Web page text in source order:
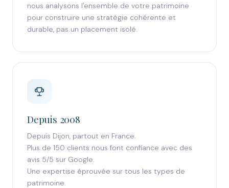
nous analysons l'ensemble de votre patrimoine
pour construire une stratégie cohérente et
durable, pas un placement isolé.
Depuis 2008
Depuis Dijon, partout en France.
Plus de 150 clients nous font confiance avec des
avis 5/5 sur Google.
Une expertise éprouvée sur tous les types de
patrimoine.